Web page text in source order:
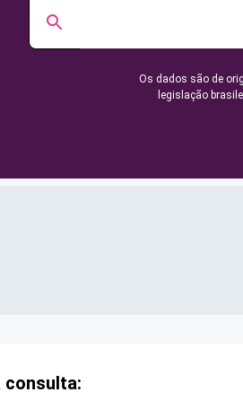
Os dados são de
legislação
consulta: